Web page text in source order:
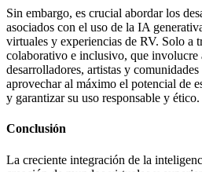
Sin embargo, es crucial abordar los
asociados con el uso de la IA
virtuales y experiencias de RV. Solo a
colaborativo e inclusivo, que involucre
desarrolladores, artistas y
aprovechar al máximo el potencial de
y garantizar su uso responsable y ético.
Conclusión
La creciente integración de la